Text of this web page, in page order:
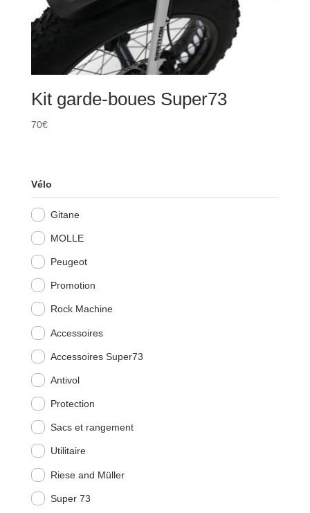
Kit garde-boues Super73
70€
Vélo
Gitane
MOLLE
Peugeot
Promotion
Rock Machine
Accessoires
Accessoires Super73
Antivol
Protection
Sacs et rangement
Utilitaire
Riese and Müller
Super 73